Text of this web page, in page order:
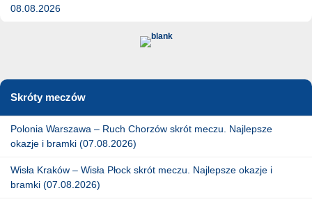
08.08.2026
Skróty meczów
Polonia Warszawa – Ruch Chorzów skrót meczu. Najlepsze
okazje i bramki (07.08.2026)
Wisła Kraków – Wisła Płock skrót meczu. Najlepsze okazje i
bramki (07.08.2026)